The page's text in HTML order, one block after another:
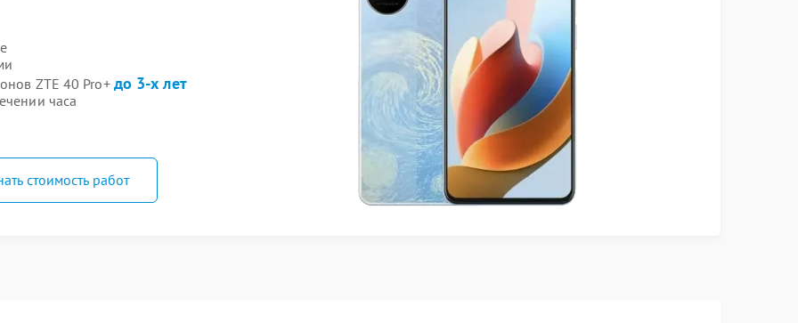
ZTE 40 Pro+ до 3-х лет
часа
стоимость работ